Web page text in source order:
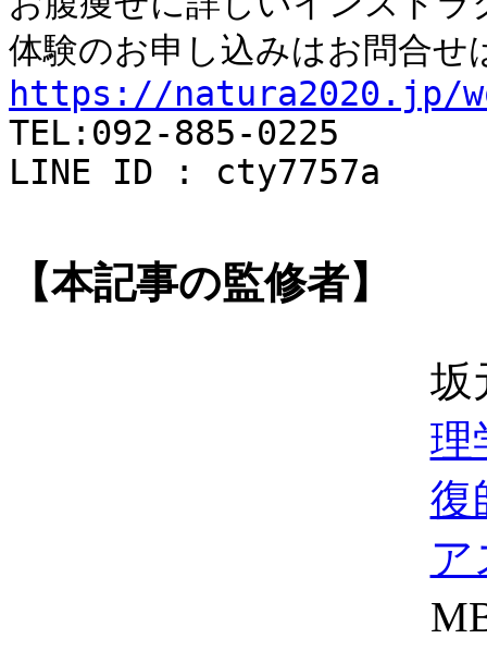
体験のお申し込みはお問合せ
https://natura2020.jp/
TEL:092-885-0225
LINE ID : cty7757a
【本記事の監修者】
理
復